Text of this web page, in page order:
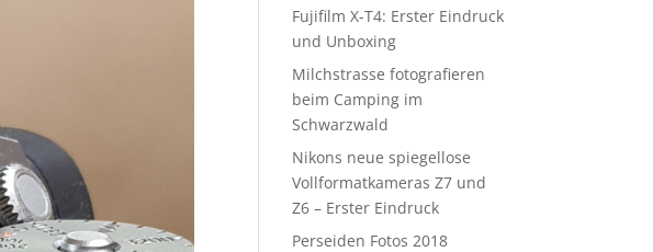
Fujifilm X-T4: Erster Eindruck
und Unboxing
Milchstrasse fotografieren
beim Camping im
Schwarzwald
Nikons neue spiegellose
Vollformatkameras Z7 und
Z6 – Erster Eindruck
Perseiden Fotos 2018